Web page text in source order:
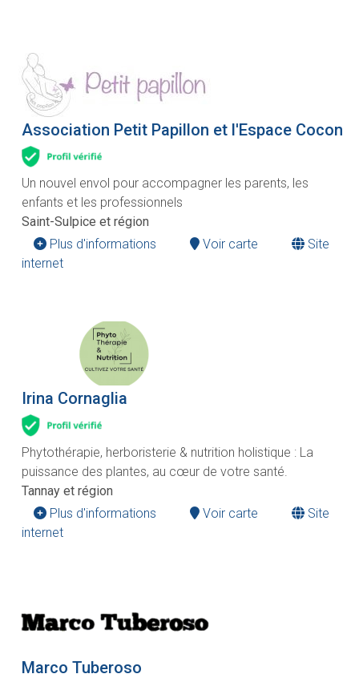
Association Petit Papillon et l'Espace Cocon
Un nouvel envol pour accompagner les parents, les
enfants et les professionnels
Saint-Sulpice et région
Plus d'informations
Voir carte
Site
internet
Irina Cornaglia
Phytothérapie, herboristerie & nutrition holistique : La
puissance des plantes, au cœur de votre santé.
Tannay et région
Plus d'informations
Voir carte
Site
internet
Marco Tuberoso